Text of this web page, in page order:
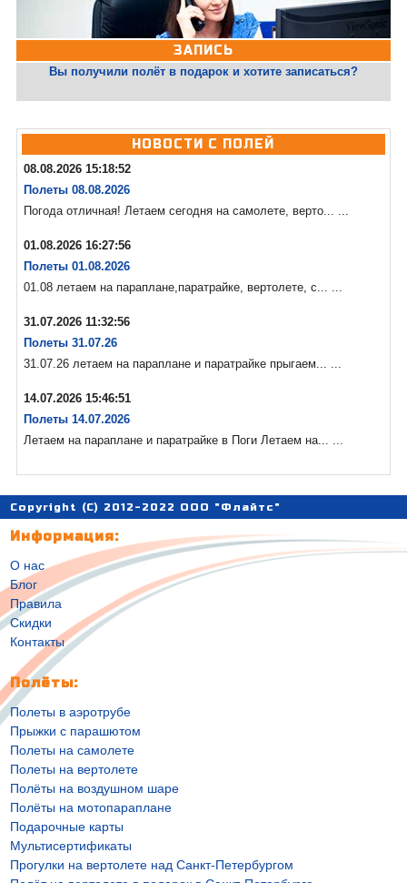
ЗАПИСЬ
Вы получили полёт в подарок и хотите записаться?
НОВОСТИ С ПОЛЕЙ
08.08.2026 15:18:52
Полеты 08.08.2026
Погода отличная! Летаем сегодня на самолете, верто... ...
01.08.2026 16:27:56
Полеты 01.08.2026
01.08 летаем на параплане,паратрайке, вертолете, с... ...
31.07.2026 11:32:56
Полеты 31.07.26
31.07.26 летаем на параплане и паратрайке прыгаем... ...
14.07.2026 15:46:51
Полеты 14.07.2026
Летаем на параплане и паратрайке в Поги Летаем на... ...
Copyright (C) 2012-2022 ООО "Флайтс"
Информация:
О нас
Блог
Правила
Скидки
Контакты
Полёты:
Полеты в аэротрубе
Прыжки с парашютом
Полеты на самолете
Полеты на вертолете
Полёты на воздушном шаре
Полёты на мотопараплане
Подарочные карты
Мультисертификаты
Прогулки на вертолете над Санкт-Петербургом